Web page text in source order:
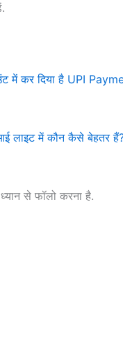
कर दिया है UPI
लाइट में कौन कैसे बेहतर
से फॉलो करना है.